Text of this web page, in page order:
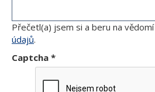
Přečetl(a) jsem si a beru na vědomí
údajů.
Captcha *